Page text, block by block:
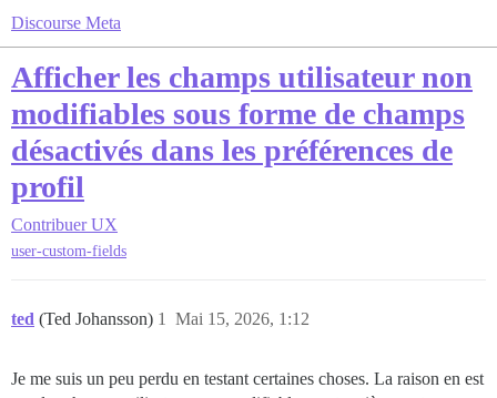
Discourse Meta
Afficher les champs utilisateur non
modifiables sous forme de champs
désactivés dans les préférences de
profil
Contribuer UX
user-custom-fields
ted (Ted Johansson) Mai 15, 2026, 1:12
1
Je me suis un peu perdu en testant certaines choses. La raison en est